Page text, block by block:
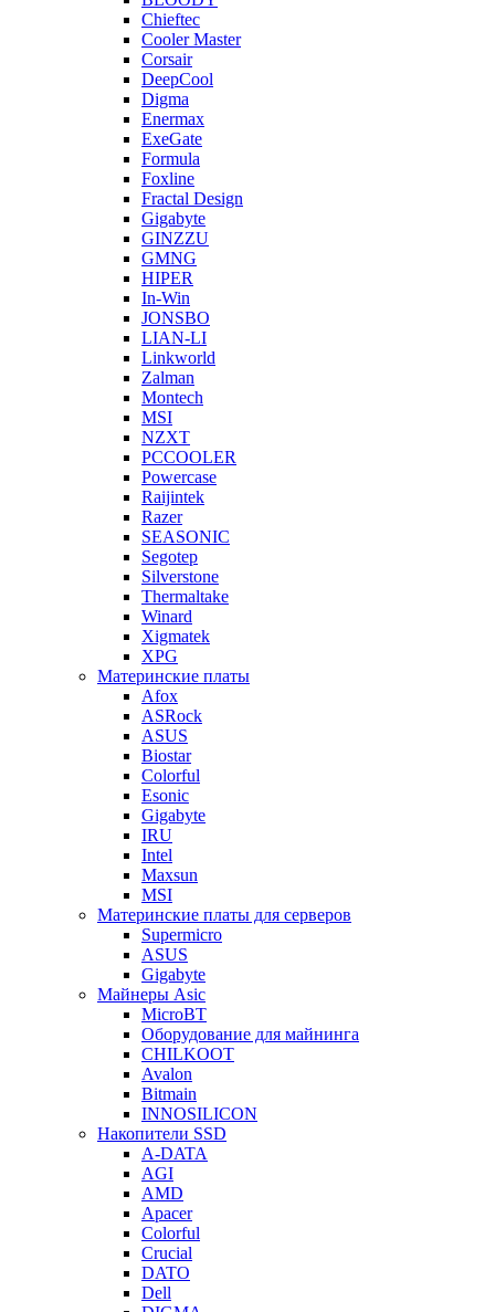
Chieftec
Cooler Master
Corsair
DeepCool
Digma
Enermax
ExeGate
Formula
Foxline
Fractal Design
Gigabyte
GINZZU
GMNG
HIPER
In-Win
JONSBO
LIAN-LI
Linkworld
Zalman
Montech
MSI
NZXT
PCCOOLER
Powercase
Raijintek
Razer
SEASONIC
Segotep
Silverstone
Thermaltake
Winard
Xigmatek
XPG
Материнские платы
Afox
ASRock
ASUS
Biostar
Colorful
Esonic
Gigabyte
IRU
Intel
Maxsun
MSI
Материнские платы для серверов
Supermicro
ASUS
Gigabyte
Майнеры Asic
MicroBT
Оборудование для майнинга
CHILKOOT
Avalon
Bitmain
INNOSILICON
Накопители SSD
A-DATA
AGI
AMD
Apacer
Colorful
Crucial
DATO
Dell